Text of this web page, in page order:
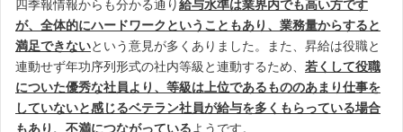
四季報情報からも分かる通り給与水準は業界内でも高い方です
が、全体的にハードワークということもあり、業務量からすると
満足できないという意見が多くありました。また、昇給は役職と
連動せず年功序列形式の社内等級と連動するため、 若くして役職
についた優秀な社員より、等級は上位であるもののあまり仕事を
していないと感じるベテラン社員が給与を多くもらっている場合
もあり、不満につながっているようです。